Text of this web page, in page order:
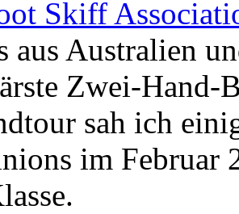
Skiff
aus Australien
Zwei-Hand-
sah ich
im Februar